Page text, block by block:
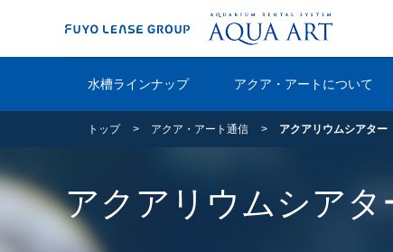
水槽ラインナップ アクア・アートについて
トップ アクア・アート通信 アクアリウムシアタ
アクアリウムシア